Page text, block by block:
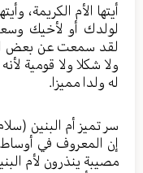
أيتها الأم الكريمة،
لولدك أو لأخيك
لقد سمعت عن بعض
ولا شكلا ولا قومية
له ولدا مميزا.
سر تميز أم البنين
إن المعروف في
مصيبة ينذرون لأم